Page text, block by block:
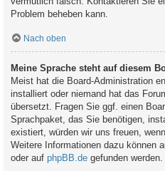
Problem beheben kann.
Nach oben
Meine Sprache steht auf diesem
Meist hat die Board-Administration
installiert oder niemand hat das
übersetzt. Fragen Sie ggf. einen
Sprachpaket, das Sie benötigen,
existiert, würden wir uns freuen,
Weitere Informationen dazu können
oder auf phpBB.de gefunden werden.